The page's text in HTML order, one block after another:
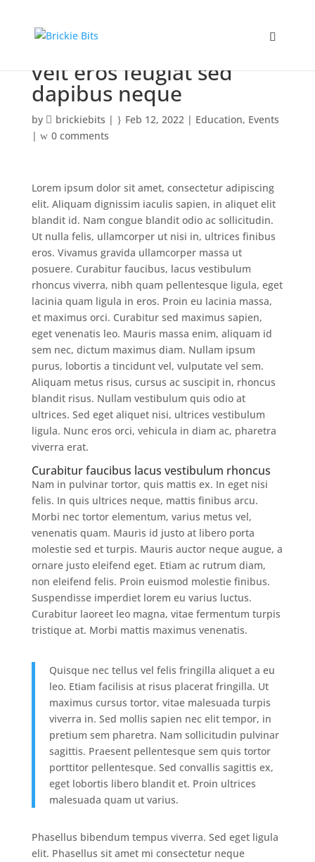
velt eros feugiat sed
dapibus neque
by brickiebits | Feb 12, 2022| Education, Events
|
0 comments
Lorem ipsum dolor sit amet, consectetur adipiscing
elit. Aliquam dignissim iaculis sapien, in aliquet elit
blandit id. Nam congue blandit odio ac sollicitudin.
Ut nulla felis, ullamcorper ut nisi in, ultrices finibus
eros. Vivamus gravida ullamcorper massa ut
posuere. Curabitur faucibus, lacus vestibulum
rhoncus viverra, nibh quam pellentesque ligula, eget
lacinia quam ligula in eros. Proin eu lacinia massa,
et maximus orci. Curabitur sed maximus sapien,
eget venenatis leo. Mauris massa enim, aliquam id
sem nec, dictum maximus diam. Nullam ipsum
purus, lobortis a tincidunt vel, vulputate vel sem.
Aliquam metus risus, cursus ac suscipit in, rhoncus
blandit risus. Nullam vestibulum quis odio at
ultrices. Sed eget aliquet nisi, ultrices vestibulum
ligula. Nunc eros orci, vehicula in diam ac, pharetra
viverra erat.
Curabitur faucibus lacus vestibulum rhoncus
Nam in pulvinar tortor, quis mattis ex. In eget nisi
felis. In quis ultrices neque, mattis finibus arcu.
Morbi nec tortor elementum, varius metus vel,
venenatis quam. Mauris id justo at libero porta
molestie sed et turpis. Mauris auctor neque augue, a
ornare justo eleifend eget. Etiam ac rutrum diam,
non eleifend felis. Proin euismod molestie finibus.
Suspendisse imperdiet lorem eu varius luctus.
Curabitur laoreet leo magna, vitae fermentum turpis
tristique at. Morbi mattis maximus venenatis.
Quisque nec tellus vel felis fringilla aliquet a eu
leo. Etiam facilisis at risus placerat fringilla. Ut
maximus cursus tortor, vitae malesuada turpis
viverra in. Sed mollis sapien nec elit tempor, in
pretium sem pharetra. Nam sollicitudin pulvinar
sagittis. Praesent pellentesque sem quis tortor
porttitor pellentesque. Sed convallis sagittis ex,
eget lobortis libero blandit et. Proin ultrices
malesuada quam ut varius.
Phasellus bibendum tempus viverra. Sed eget ligula
elit. Phasellus sit amet mi consectetur neque